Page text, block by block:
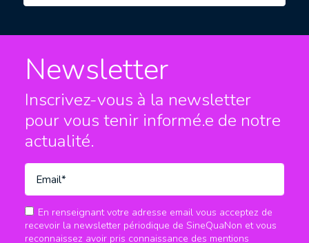
Newsletter
Inscrivez-vous à la newsletter
pour vous tenir informé.e de notre
actualité.
En renseignant votre adresse email vous acceptez de
recevoir la newsletter périodique de SineQuaNon et vous
reconnaissez avoir pris connaissance des mentions